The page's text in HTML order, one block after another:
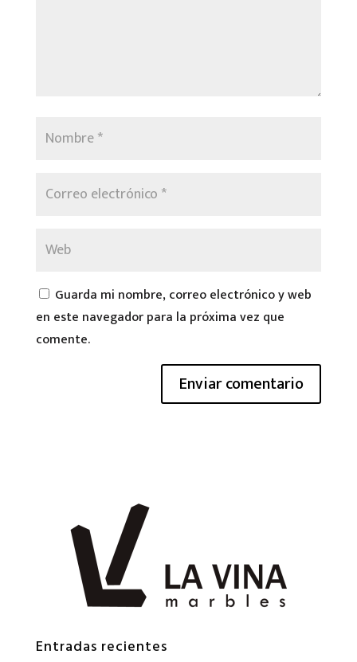
Guarda mi nombre, correo electrónico y web
en este navegador para la próxima vez que
comente.
Entradas recientes